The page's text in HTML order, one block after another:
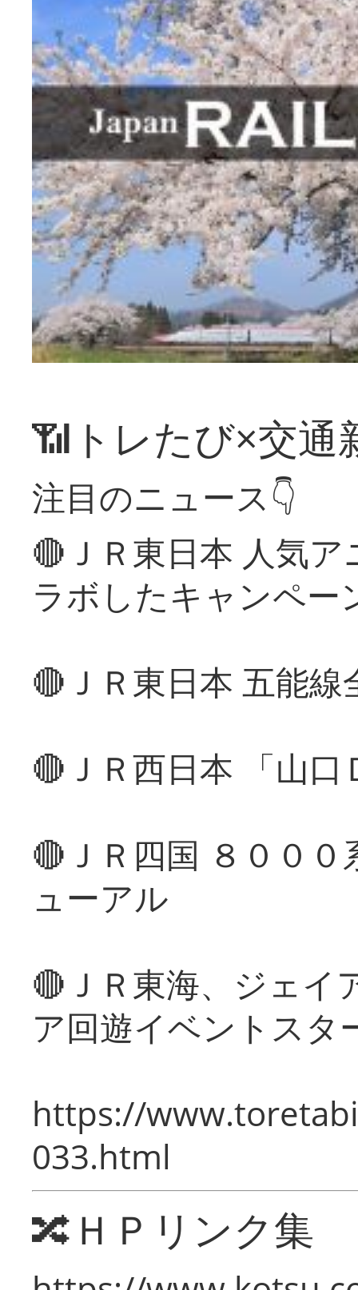
📶トレたび×交通
注目のニュース👇
🔴ＪＲ東日本 人気
ラボしたキャンペー
🔴ＪＲ東日本 五能
🔴ＪＲ西日本 「山
🔴ＪＲ四国 ８００
ューアル
🔴ＪＲ東海、ジェイ
ア回遊イベントスタ
https://
033.html
🔀ＨＰリンク集